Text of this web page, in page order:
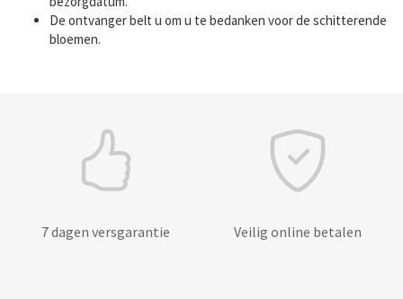
De ontvanger belt u om u te bedanken voor de schitterende
bloemen.
7 dagen versgarantie Veilig online betalen